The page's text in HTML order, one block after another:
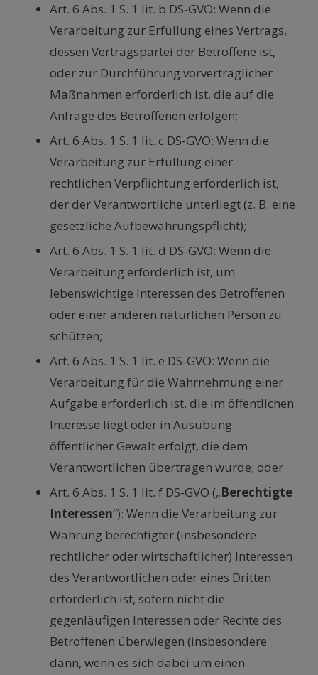
Art. 6 Abs. 1 S. 1 lit. b DS-GVO: Wenn die
Verarbeitung zur Erfüllung eines Vertrags,
dessen Vertragspartei der Betroffene ist,
oder zur Durchführung vorvertraglicher
Maßnahmen erforderlich ist, die auf die
Anfrage des Betroffenen erfolgen;
Art. 6 Abs. 1 S. 1 lit. c DS-GVO: Wenn die
Verarbeitung zur Erfüllung einer
rechtlichen Verpflichtung erforderlich ist,
der der Verantwortliche unterliegt (z. B. eine
gesetzliche Aufbewahrungspflicht);
Art. 6 Abs. 1 S. 1 lit. d DS-GVO: Wenn die
Verarbeitung erforderlich ist, um
lebenswichtige Interessen des Betroffenen
oder einer anderen natürlichen Person zu
schützen;
Art. 6 Abs. 1 S. 1 lit. e DS-GVO: Wenn die
Verarbeitung für die Wahrnehmung einer
Aufgabe erforderlich ist, die im öffentlichen
Interesse liegt oder in Ausübung
öffentlicher Gewalt erfolgt, die dem
Verantwortlichen übertragen wurde; oder
Art. 6 Abs. 1 S. 1 lit. f DS-GVO („Berechtigte
Interessen“): Wenn die Verarbeitung zur
Wahrung berechtigter (insbesondere
rechtlicher oder wirtschaftlicher) Interessen
des Verantwortlichen oder eines Dritten
erforderlich ist, sofern nicht die
gegenläufigen Interessen oder Rechte des
Betroffenen überwiegen (insbesondere
dann, wenn es sich dabei um einen